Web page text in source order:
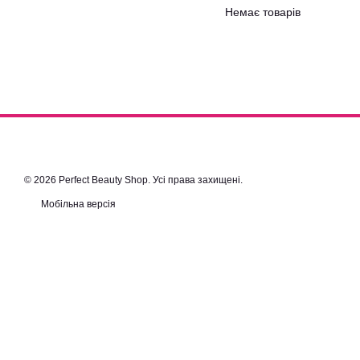
Немає товарів
© 2026 Perfect Beauty Shop. Усі права захищені.
Мобільна версія